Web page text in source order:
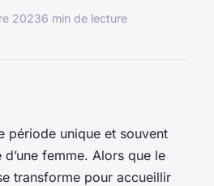
20236 min de lecture
période unique et souvent
femme. Alors que le
transforme pour accueillir